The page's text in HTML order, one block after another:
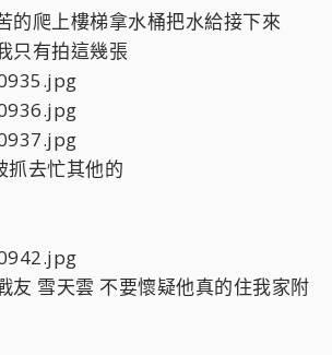
的爬上樓梯拿水桶把水給接下來
只有拍這幾張
抓去忙其他的
友 雪天雲 不要懷疑他真的住我家附